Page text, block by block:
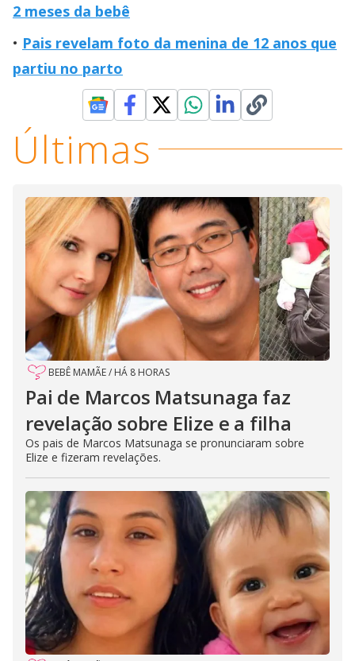
2 meses da bebê
Pais revelam foto da menina de 12 anos que
partiu no parto
Últimas
BEBÊ MAMÃE/ HÁ 8 HORAS
Pai de Marcos Matsunaga faz
revelação sobre Elize e a filha
Os pais de Marcos Matsunaga se pronunciaram sobre
Elize e fizeram revelações.